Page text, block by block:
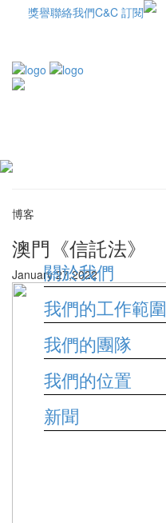
獎譽聯絡我們C&C 訂閱
關於我們
我們的工作範圍
我們的團隊
我們的位置
新聞
博客
澳門《信託法》
January 27,2022